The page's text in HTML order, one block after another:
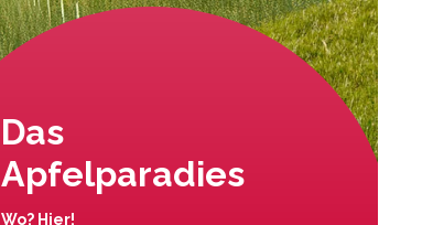
Das
Apfelparadies
Wo? Hier!